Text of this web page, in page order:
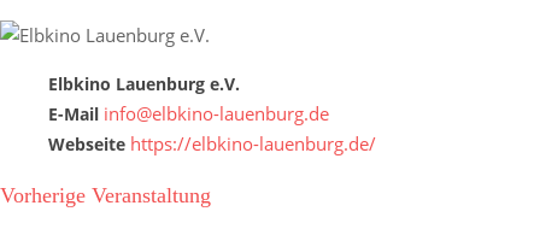
Elbkino Lauenburg e.V.
E-Mail info@elbkino-lauenburg.de
Webseite https://elbkino-lauenburg.de/
Vorherige Veranstaltung